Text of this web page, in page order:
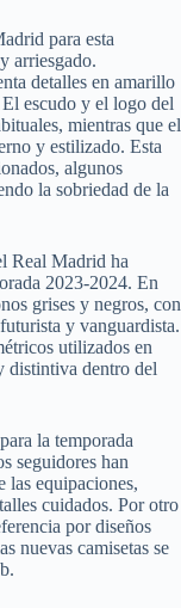
para esta
arriesgado.
detalles en amarillo
escudo y el logo del
mientras que el
y estilizado. Esta
algunos
la sobriedad de la
Real Madrid ha
2023-2024. En
grises y negros, con
y vanguardista.
utilizados en
distintiva dentro del
la temporada
seguidores han
las equipaciones,
cuidados. Por otro
por diseños
nuevas camisetas se